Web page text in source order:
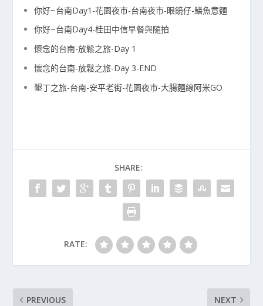
你好~台南Day1-花園夜市-台南夜市-眼鏡仔-鱔魚意麵
你好~台南Day4-桂田中信早餐與隨拍
懷念的台南-放鬆之旅-Day 1
懷念的台南-放鬆之旅-Day 3-END
墾丁之旅-台南-安平老街-花園夜市-大腸麵線阿米GO
SHARE:
RATE:
PREVIOUS NEXT